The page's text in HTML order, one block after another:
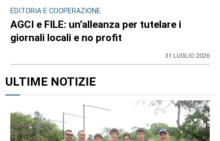
EDITORIA E COOPERAZIONE
AGCI e FILE: un’alleanza per tutelare i
giornali locali e no profit
31 LUGLIO 2026
ULTIME NOTIZIE